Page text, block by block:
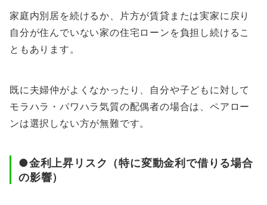
家庭内別居を続けるか、片方が賃貸または実家に戻り
自分が住んでいない家の住宅ローンを負担し続けるこ
ともあります。
既に夫婦仲がよくなかったり、自分や子どもに対して
モラハラ・パワハラ気質の配偶者の場合は、ペアロー
ンは選択しない方が無難です。
●金利上昇リスク（特に変動金利で借りる場合
の影響）